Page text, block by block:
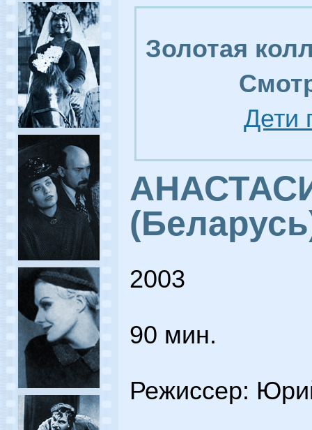
Золотая
Дети
2003
90 мин.
Режиссер: